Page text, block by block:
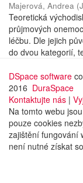
Majerová, Andrea (
Teoretická
průjmových
léčbu. Dle jejich
do dvou kategorií,
DSpace software
2016 DuraSpace
Kontaktujte nás |
Na tomto webu
pouze cookies
zajištění fungování
není nutné získat